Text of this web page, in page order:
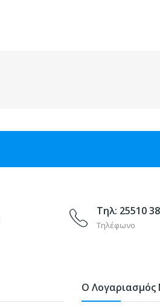
Τηλ: 25510
Τηλέφωνο
Ο Λογαριασμός